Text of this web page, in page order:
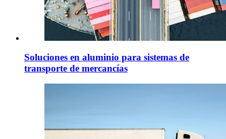
Soluciones en aluminio para sistemas de
transporte de mercancías